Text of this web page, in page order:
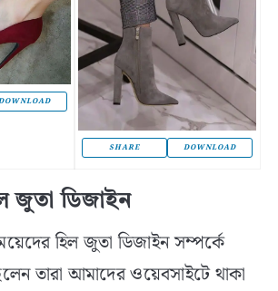
SHARE DOWNLOAD
জুতা ডিজাইন
হিল জুতা ডিজাইন সম্পর্কে
তারা আমাদের ওয়েবসাইটে থাকা